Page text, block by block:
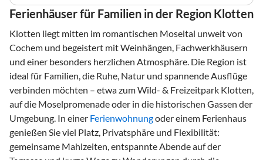
Ferienhäuser für Familien in der Region Klotten
Klotten liegt mitten im romantischen Moseltal unweit von
Cochem und begeistert mit Weinhängen, Fachwerkhäusern
und einer besonders herzlichen Atmosphäre. Die Region ist
ideal für Familien, die Ruhe, Natur und spannende Ausflüge
verbinden möchten – etwa zum Wild- & Freizeitpark Klotten,
auf die Moselpromenade oder in die historischen Gassen der
Umgebung. In einer Ferienwohnungoder einem Ferienhaus
genießen Sie viel Platz, Privatsphäre und Flexibilität:
gemeinsame Mahlzeiten, entspannte Abende auf der